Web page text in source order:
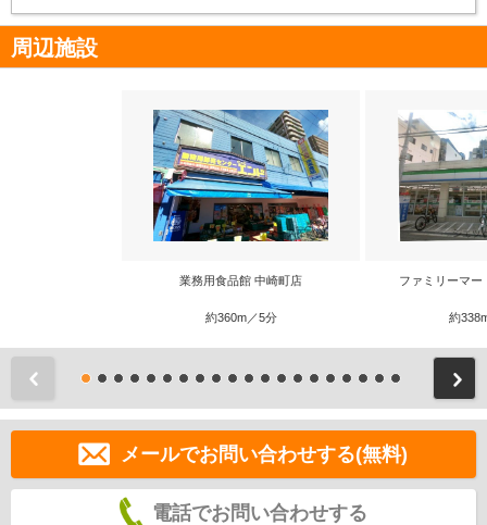
周辺施設
業務用食品館 中崎町店
約360m／5分
ファミリーマー
約
メールでお問い合わせする(無料)
電話でお問い合わせする